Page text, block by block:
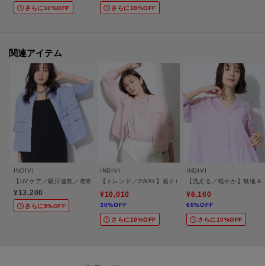
-・-・-・-・-・-・-・-・-・-・-・-・-・-・-・-・-・-・-・-・-・-
＜お気に入り登録とは？＞
オンラインサイトの各アイテムにある「ハートマーク」を
クリックして簡単に追加できます！
＜おすすめPOINT＞
お得な情報をGETできます！！
POINT．1
再入荷通知や、値下げ情報・在庫状況をメルマガにてお知らせ♪
POINT．2
マイページでお気に入り一覧をチェックでき、
自分だけのお買い物リストがつくれる♪
さらに10%OFF さらに10%OFF
関連アイテム
INDIVI
【UVケア／吸汗速乾／着映え】ティアードストライプシャツ
¥13,200
さらに5%OFF
INDIVI
【トレンド／2WAY】裾ドロスト付きシアーブラウスブル
¥10,010
30%OFF
さらに10%OFF
INDIVI
【洗える／軽やか】無地
¥6,160
60%OFF
さらに10%OFF